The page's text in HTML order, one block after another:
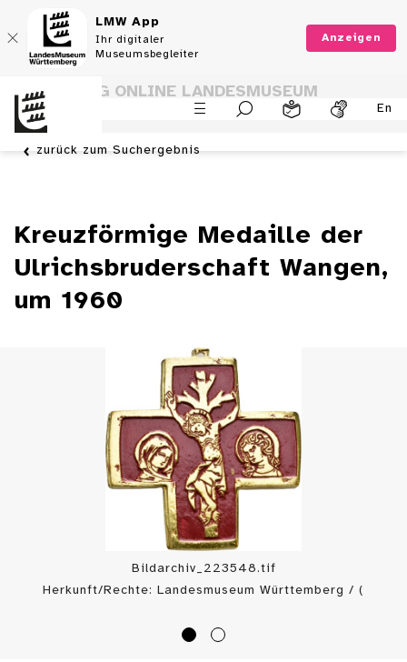
LMW App
Ihr digitaler
Museumsbegleiter
Anzeigen
En
SAMMLUNG ONLINE LANDESMUSEUM
WÜRTTEMBERG
zurück zum Suchergebnis
Kreuzförmige Medaille der
Ulrichsbruderschaft Wangen,
um 1960
Bildarchiv_223548.tif
Herkunft/Rechte: Landesmuseum Württemberg / (